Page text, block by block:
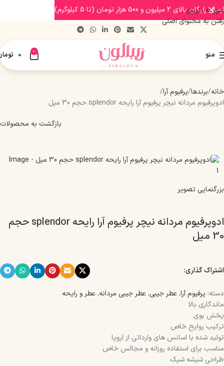
عبور به ناوبری
رفتن به محتوای اصلی
منو 0
0
خانه برندها پرفیوم آرا
ادوپرفیوم مردانه نیچر پرفیوم آرا رایحه splendor حجم 30 میل
بازگشت به محصولات
بزرگنمایی تصویر
ادوپرفیوم مردانه نیچر پرفیوم آرا رایحه splendor حجم
30 میل
اشتراک گذاری:
دسته: پرفیوم آرا,عطر جیبی,عطر جیبی مردانه,عطر و رایحه
ماندگاری بالا
پخش بوی
ترکیب روایح خاص
تولید شده با اسانس‌ های وارداتی از اروپا
مناسب برای استفاده روزانه و مجالس خاص
طراحی شیشه شیک
ارسال رایگان بالای 2 میلیون و 500 هزار تومان (تا 5 کیلوگرم)